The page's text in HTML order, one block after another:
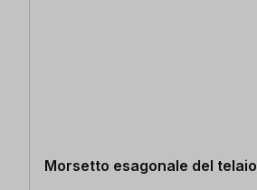
Morsetto esagonale del telaio